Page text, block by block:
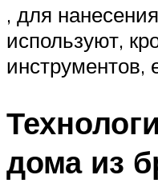
, для
используют,
дома из